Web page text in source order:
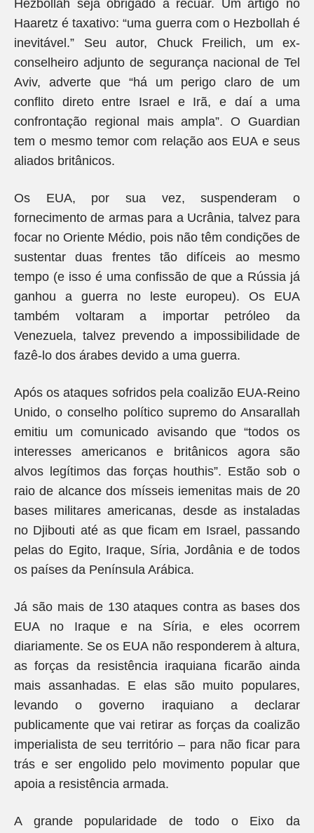
Hezbollah seja obrigado a recuar. Um artigo no
Haaretz é taxativo: “uma guerra com o Hezbollah é
inevitável.” Seu autor, Chuck Freilich, um ex-
conselheiro adjunto de segurança nacional de Tel
Aviv, adverte que “há um perigo claro de um
conflito direto entre Israel e Irã, e daí a uma
confrontação regional mais ampla”. O Guardian
tem o mesmo temor com relação aos EUA e seus
aliados britânicos.
Os EUA, por sua vez, suspenderam o
fornecimento de armas para a Ucrânia, talvez para
focar no Oriente Médio, pois não têm condições de
sustentar duas frentes tão difíceis ao mesmo
tempo (e isso é uma confissão de que a Rússia já
ganhou a guerra no leste europeu). Os EUA
também voltaram a importar petróleo da
Venezuela, talvez prevendo a impossibilidade de
fazê-lo dos árabes devido a uma guerra.
Após os ataques sofridos pela coalizão EUA-Reino
Unido, o conselho político supremo do Ansarallah
emitiu um comunicado avisando que “todos os
interesses americanos e britânicos agora são
alvos legítimos das forças houthis”. Estão sob o
raio de alcance dos mísseis iemenitas mais de 20
bases militares americanas, desde as instaladas
no Djibouti até as que ficam em Israel, passando
pelas do Egito, Iraque, Síria, Jordânia e de todos
os países da Península Arábica.
Já são mais de 130 ataques contra as bases dos
EUA no Iraque e na Síria, e eles ocorrem
diariamente. Se os EUA não responderem à altura,
as forças da resistência iraquiana ficarão ainda
mais assanhadas. E elas são muito populares,
levando o governo iraquiano a declarar
publicamente que vai retirar as forças da coalizão
imperialista de seu território – para não ficar para
trás e ser engolido pelo movimento popular que
apoia a resistência armada.
A grande popularidade de todo o Eixo da